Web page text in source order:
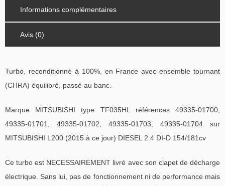
Informations complémentaires
Avis (0)
Turbo, reconditionné à 100%, en France avec ensemble tournant
(CHRA) équilibré, passé au banc.
Marque MITSUBISHI type TF035HL références 49335-01700,
49335-01701, 49335-01702, 49335-01703, 49335-01704 sur
MITSUBISHI L200 (2015 à ce jour) DIESEL 2.4 DI-D 154/181cv
Ce turbo est NECESSAIREMENT livré avec son clapet de décharge
électrique. Sans lui, pas de fonctionnement ni de performance mais